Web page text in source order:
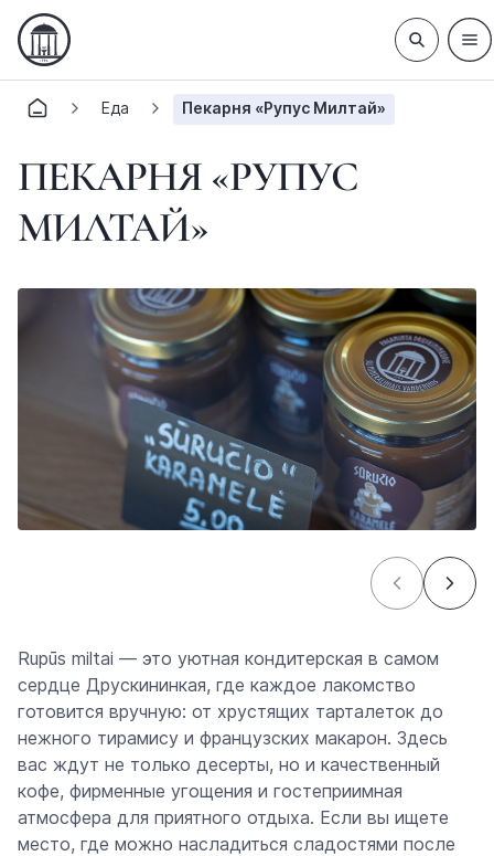
Еда Пекарня «Рупус Милтай»
ПЕКАРНЯ «РУПУС
МИЛТАЙ»
Rupūs miltai — это уютная кондитерская в самом
сердце Друскининкая, где каждое лакомство
готовится вручную: от хрустящих тарталеток до
нежного тирамису и французских макарон. Здесь
вас ждут не только десерты, но и качественный
кофе, фирменные угощения и гостеприимная
атмосфера для приятного отдыха. Если вы ищете
место, где можно насладиться сладостями после